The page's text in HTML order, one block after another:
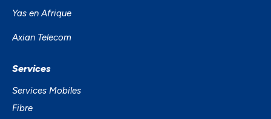
Yas en Afrique
Axian Telecom
Services
Services Mobiles
Fibre